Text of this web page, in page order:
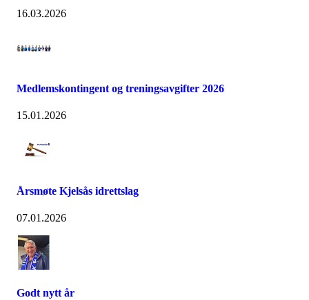
16.03.2026
Medlemskontingent og treningsavgifter 2026
15.01.2026
Årsmøte Kjelsås idrettslag
07.01.2026
Godt nytt år